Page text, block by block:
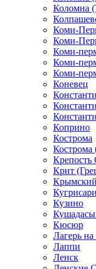
Коломна
Коми-
Коми-
Коми-
Коми-
Коми-
Коневец
Коприно
Кострома
Крит
Кугрисари
Кузино
Кюсюр
Лагерь на
Лаппи
Ленск